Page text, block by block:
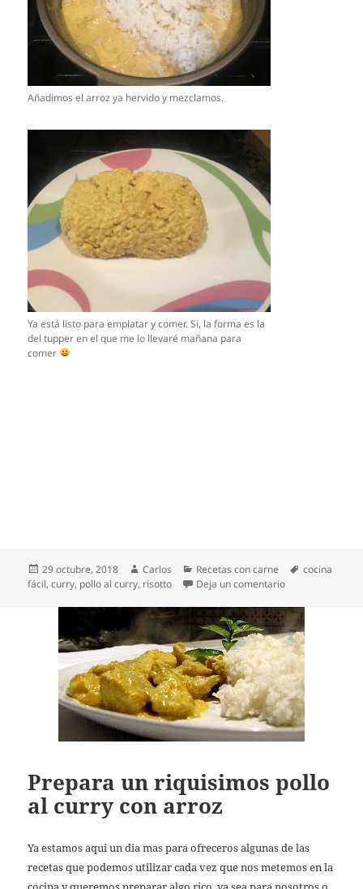
Añadimos el arroz ya hervido y mezclamos.
Ya está listo para emplatar y comer. Si, la forma es la
del tupper en el que me lo llevaré mañana para
comer
Publicado
el
29 octubre, 2018 Autor
Carlos Categorías
Recetas con carne Etiquetas
cocina
fácil,curry, pollo al curry, risotto Deja un comentarioen Risotto al
Prepara un riquisimos pollo
al curry con arroz
Ya estamos aqui un dia mas para ofreceros algunas de las
recetas que podemos utilizar cada vez que nos metemos en la